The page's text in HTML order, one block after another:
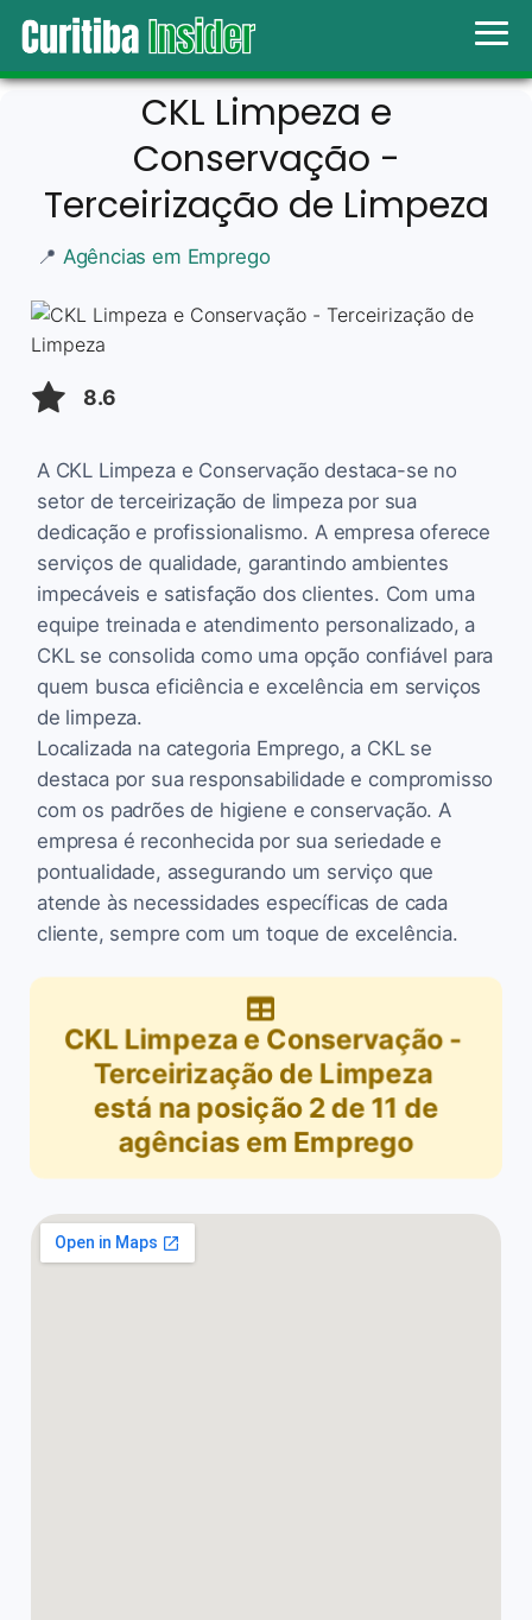
CKL Limpeza e
Conservação -
Terceirização de Limpeza
📍 Agências em Emprego
8.6
A CKL Limpeza e Conservação destaca-se no
setor de terceirização de limpeza por sua
dedicação e profissionalismo. A empresa oferece
serviços de qualidade, garantindo ambientes
impecáveis e satisfação dos clientes. Com uma
equipe treinada e atendimento personalizado, a
CKL se consolida como uma opção confiável para
quem busca eficiência e excelência em serviços
de limpeza.
Localizada na categoria Emprego, a CKL se
destaca por sua responsabilidade e compromisso
com os padrões de higiene e conservação. A
empresa é reconhecida por sua seriedade e
pontualidade, assegurando um serviço que
atende às necessidades específicas de cada
cliente, sempre com um toque de excelência.
CKL Limpeza e Conservação -
Terceirização de Limpeza
está na posição 2de 11 de
agências em Emprego